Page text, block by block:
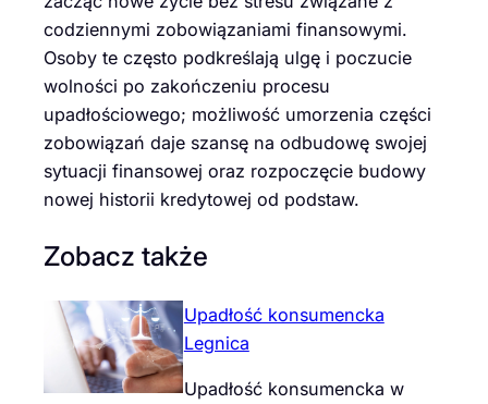
codziennymi zobowiązaniami finansowymi.
Osoby te często podkreślają ulgę i poczucie
wolności po zakończeniu procesu
upadłościowego; możliwość umorzenia części
zobowiązań daje szansę na odbudowę swojej
sytuacji finansowej oraz rozpoczęcie budowy
nowej historii kredytowej od podstaw.
Zobacz także
Upadłość konsumencka
Legnica
Upadłość konsumencka w